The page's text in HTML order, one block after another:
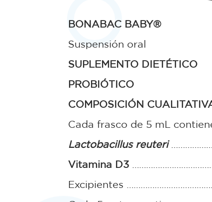
BONABAC BABY®
Suspensión oral
SUPLEMENTO DIETÉTICO
PROBIÓTICO
COMPOSICIÓN
Cada frasco de 5 mL
Lactobacillus reuteri
Vitamina D3
Excipientes